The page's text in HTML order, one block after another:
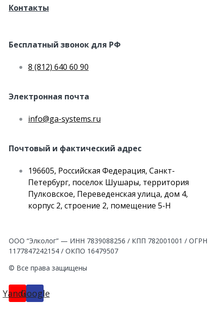
Контакты
Бесплатный звонок для РФ
8 (812) 640 60 90
Электронная почта
info@ga-systems.ru
Почтовый и фактический адрес
196605, Российская Федерация, Санкт-
Петербург, поселок Шушары, территория
Пулковское, Переведенская улица, дом 4,
корпус 2, строение 2, помещение 5-Н
ООО “Элколог” — ИНН 7839088256 / КПП 782001001 / ОГРН
1177847242154 / ОКПО 16479507
© Все права защищены
YandexGoogle